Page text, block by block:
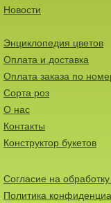
Новости
Энциклопедия цветов
Оплата и доставка
Оплата заказа по
Сорта роз
О нас
Контакты
Конструктор букетов
Согласие на
Политика